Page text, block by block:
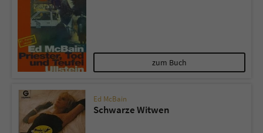
zum Buch
Ed McBain
Schwarze Witwen